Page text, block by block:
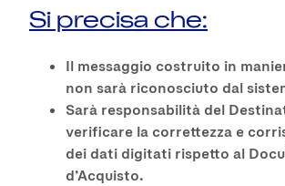
Si precisa che:
Il messaggio costruito in
non sarà riconosciuto dal
Sarà responsabilità del
verificare la correttezza e
dei dati digitati rispetto al
d’Acquisto.